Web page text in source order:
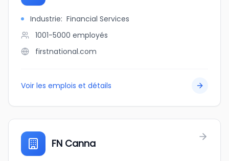
Industrie: Financial Services
1001-5000 employés
firstnational.com
Voir les emplois et détails
FN Canna